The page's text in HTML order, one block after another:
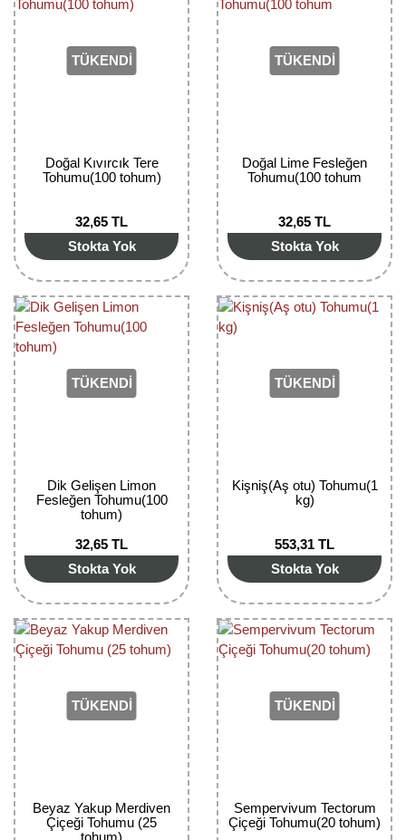
TÜKENDİ
Doğal Kıvırcık Tere
Tohumu(100 tohum)
32,65 TL
Stokta Yok
TÜKENDİ
Doğal Lime Fesleğen
Tohumu(100 tohum
32,65 TL
Stokta Yok
TÜKENDİ
Dik Gelişen Limon
Fesleğen Tohumu(100
tohum)
32,65 TL
Stokta Yok
TÜKENDİ
Kişniş(Aş otu) Tohumu(1
kg)
553,31 TL
Stokta Yok
TÜKENDİ
Beyaz Yakup Merdiven
Çiçeği Tohumu (25
tohum)
TÜKENDİ
Sempervivum Tectorum
Çiçeği Tohumu(20 tohum)
Goji Berry Fidanı
Kapari Gebre Otu Fidanı
Kayısı Fidanı
Keçiboynuzu Fidanı
Kestane Fidanı
Kiraz Fidanı
Kivi Fidanı
Kuşburnu Fidanı
Liçi Fidanı
Longan Fidanı
Malta Eriği Fidanı
Mango Fidanı
Melez Meyveler
Muz Fidanı